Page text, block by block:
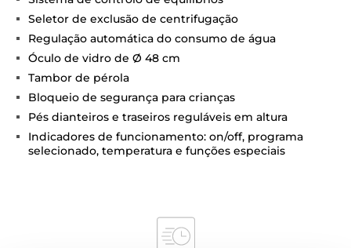
Seletor de exclusão de centrifugação
Regulação automática do consumo de água
Óculo de vidro de Ø 48 cm
Tambor de pérola
Bloqueio de segurança para crianças
Pés dianteiros e traseiros reguláveis em altura
Indicadores de funcionamento: on/off, programa
selecionado, temperatura e funções especiais